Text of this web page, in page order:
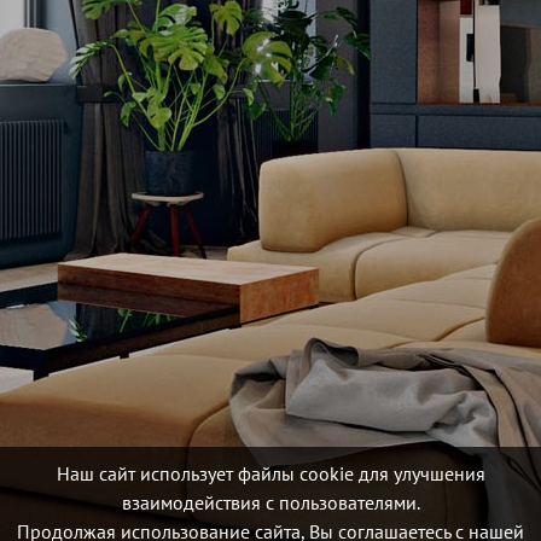
Наш сайт использует файлы cookie для улучшения
взаимодействия с пользователями.
Продолжая использование сайта, Вы соглашаетесь с нашей